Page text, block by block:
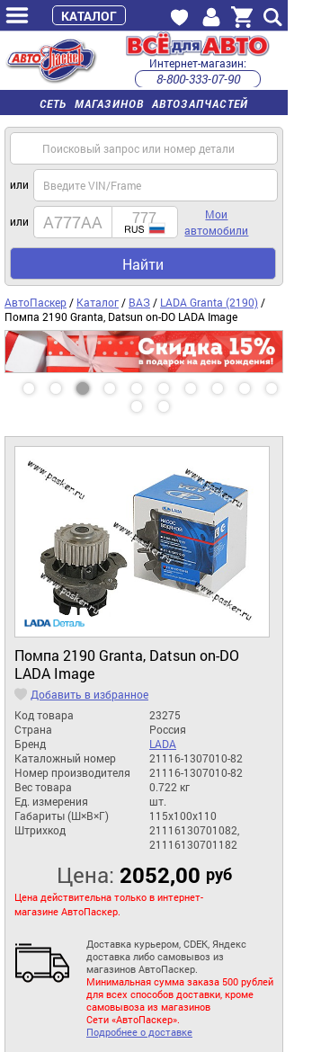
СЕТЬ МАГАЗИНОВ АВТОЗАПЧАСТЕЙ
Интернет-магазин:
8-800-333-07-90
часы работы с 9:00 до 22:00 (пн-пт)
или
или
Мои
автомобили
Найти
АвтоПаскер / Каталог / ВАЗ / LADA Granta (2190) /
Помпа 2190 Granta, Datsun on-DO LADA Image
Помпа 2190 Granta, Datsun on-DO
LADA Image
Добавить в избранное
Код товара
23275
Страна
Россия
Бренд
LADA
Каталожный номер
21116-1307010-82
Номер производителя
21116-1307010-82
Вес товара
0.722 кг
Ед. измерения
шт.
Габариты (Ш×В×Г)
115x100x110
Штрихкод
21116130701082,
21116130701182
Цена: 2052,00 руб
Цена действительна только в интернет-
магазине АвтоПаскер.
Доставка курьером, CDEK, Яндекс
доставка либо самовывоз из
магазинов АвтоПаскер.
Минимальная сумма заказа 500 рублей
для всех способов доставки, кроме
самовывоза из магазинов
Сети «АвтоПаскер».
Подробнее о доставке
КАТАЛОГ